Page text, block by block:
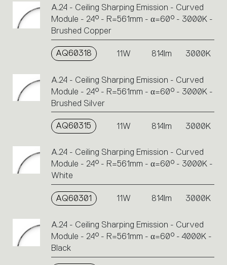
A.24 - Ceiling Sharping Emission - Curved
Module - 24° - R=561mm - α=60° - 3000K -
Brushed Copper
AQ60318 11W 814lm 3000K
A.24 - Ceiling Sharping Emission - Curved
Module - 24° - R=561mm - α=60° - 3000K -
Brushed Silver
AQ60315 11W 814lm 3000K
A.24 - Ceiling Sharping Emission - Curved
Module - 24° - R=561mm - α=60° - 3000K -
White
AQ60301 11W 814lm 3000K
A.24 - Ceiling Sharping Emission - Curved
Module - 24° - R=561mm - α=60° - 4000K -
Black